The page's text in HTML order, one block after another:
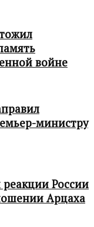
войне
министру
России
Арцаха